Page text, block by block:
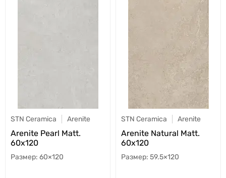
STN Ceramica Arenite
Arenite Pearl Matt.
60x120
60×120
STN Ceramica Arenite
Arenite Natural Matt.
60x120
59.5×120